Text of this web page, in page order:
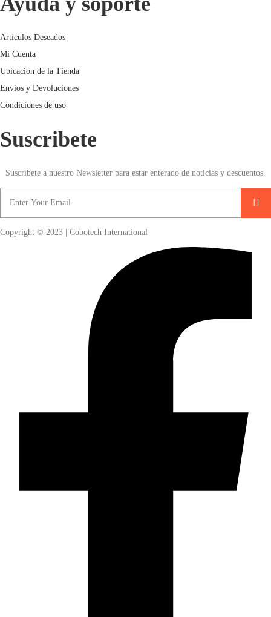
Articulos Deseados
Mi Cuenta
Ubicacion de la Tienda
Envios y Devoluciones
Condiciones de uso
Suscribete
Suscríbete a nuestro Newsletter para estar enterado de noticias y descuentos.
Copyright © 2023 | Cobotech International